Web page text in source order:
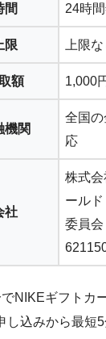
間 24時
限 上限
額 1,000
機関
全国
応
社
株式会
ール
委員会
NIKEギフトカ
し込みから最短